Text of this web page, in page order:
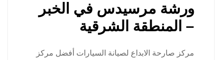
ورشة مرسيدس في الخبر
– المنطقة الشرقية
مركز صارحة الابداع لصيانة السيارات أفضل مركز